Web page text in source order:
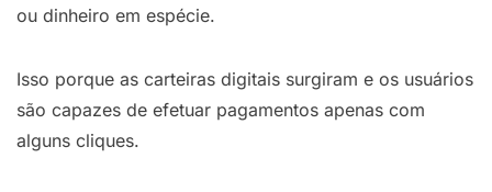
ou dinheiro em espécie.
Isso porque as carteiras digitais surgiram e os usuários
são capazes de efetuar pagamentos apenas com
alguns cliques.